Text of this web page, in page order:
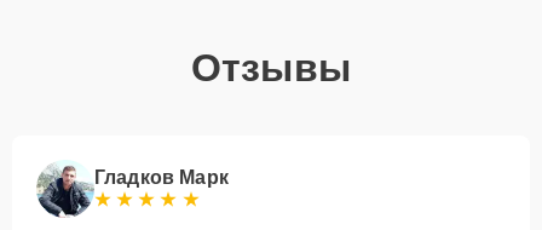
Отзывы
Гладков Марк